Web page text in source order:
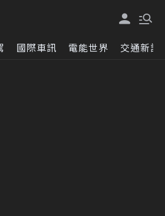
國際車訊 電能世界 交通新訊